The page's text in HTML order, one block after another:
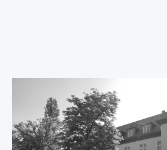
Internationale
Deklaration